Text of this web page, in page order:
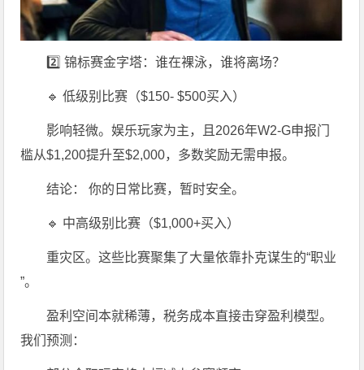
2️⃣ 锦标赛金字塔：谁在裸泳，谁将离场？
🔹 低级别比赛（$150- $500买入）
影响轻微。娱乐玩家为主，且2026年W2-G申报门
槛从$1,200提升至$2,000，多数奖励无需申报。
结论： 你的日常比赛，暂时安全。
🔹 中高级别比赛（$1,000+买入）
重灾区。这些比赛聚集了大量依靠扑克谋生的“职业
”。
盈利空间本就稀薄，税务成本直接击穿盈利模型。
我们预测：